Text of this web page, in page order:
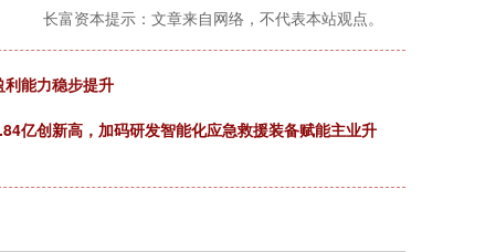
长富资本提示：文章来自网络，不代表本站观点。
能力稳步提升
亿创新高，加码研发智能化应急救援装备赋能主业升